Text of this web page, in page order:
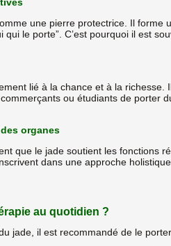
une pierre protectrice. Il
qui le porte”. C’est pourquoi il est
lié à la chance et à la
ou étudiants de porter
organes
que le jade soutient les fonctions
dans une approche
au quotidien ?
jade, il est recommandé de le